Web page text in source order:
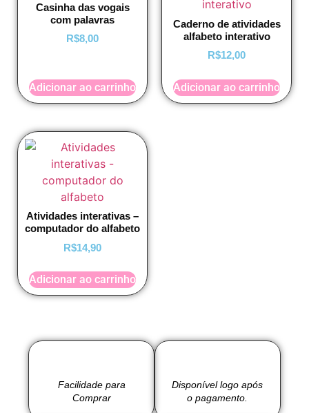
Casinha das vogais
com palavras
R$8,00
Adicionar ao carrinho
Caderno de atividades
alfabeto interativo
R$12,00
Adicionar ao carrinho
Atividades interativas –
computador do alfabeto
R$14,90
Adicionar ao carrinho
Facilidade para
Comprar
Disponível logo após
o pagamento.